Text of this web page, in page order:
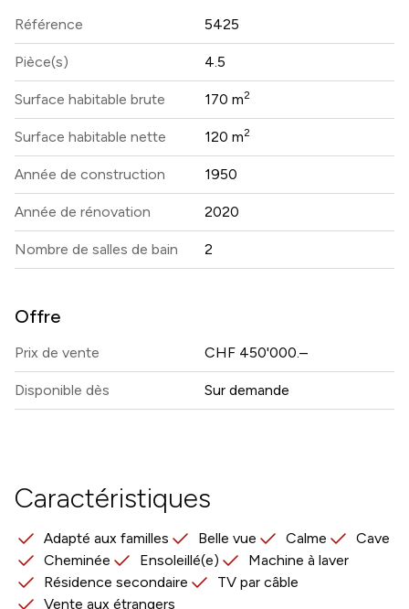
Référence 5425
Pièce(s) 4.5
Surface habitable brute 170 m2
Surface habitable nette 120 m2
Année de construction 1950
Année de rénovation 2020
Nombre de salles de bain 2
Offre
Prix ​​de vente CHF 450'000.–
Disponible dès Sur demande
Caractéristiques
Adapté aux familles Belle vue Calme
Cave
Cheminée
Ensoleillé(e)
Machine à laver
Résidence secondaire
TV par câble
Vente aux étrangers